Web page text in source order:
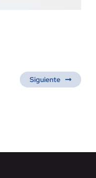
Siguiente